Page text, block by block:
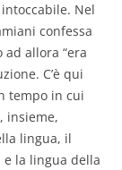
Nel
confessa
allora “era
C’è qui
tempo in cui
insieme,
lingua, il
la lingua della